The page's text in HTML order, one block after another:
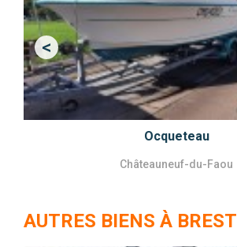
Ocqueteau
Châteauneuf-du-Faou
<Previous
AUTRES BIENS À BREST